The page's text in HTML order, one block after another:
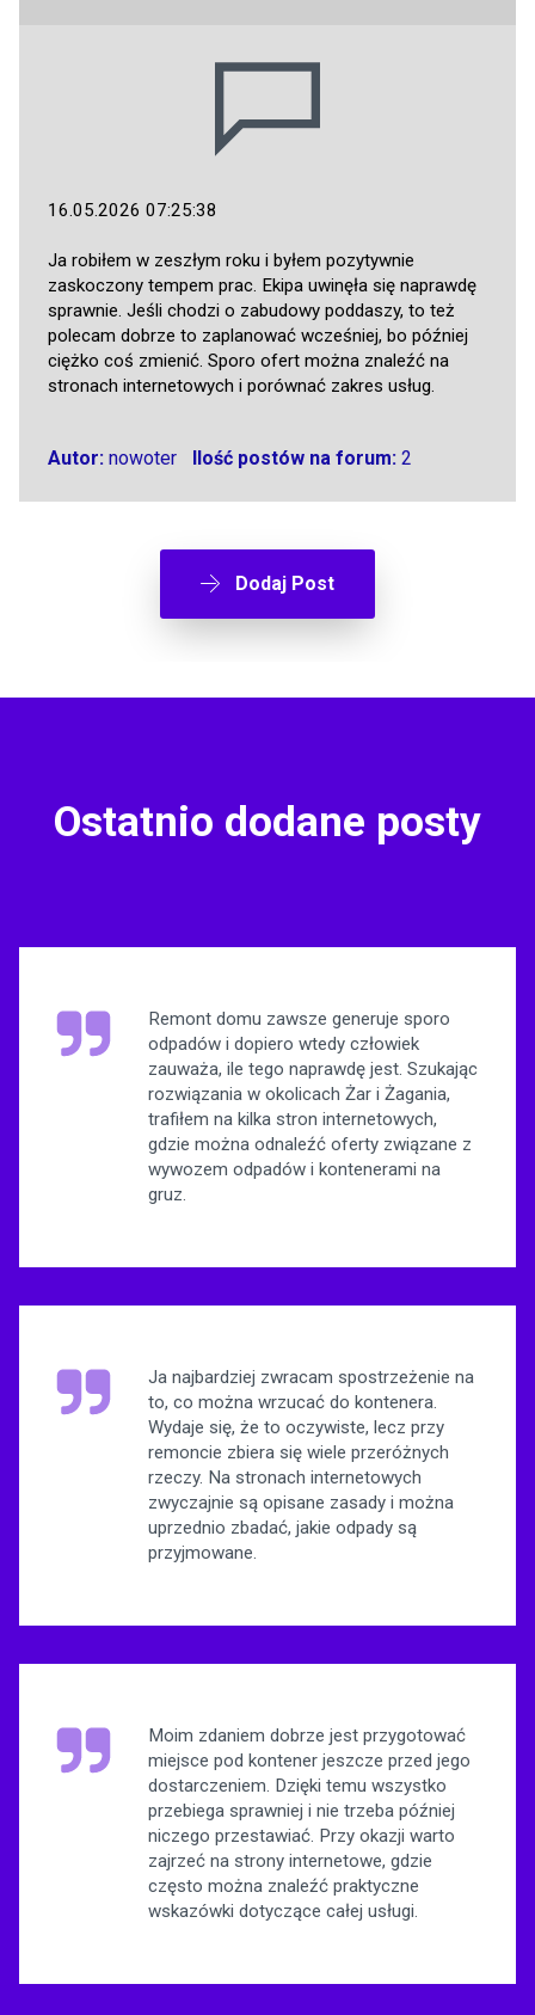
16.05.2026 07:25:38
Ja robiłem w zeszłym roku i byłem pozytywnie
zaskoczony tempem prac. Ekipa uwinęła się naprawdę
sprawnie. Jeśli chodzi o zabudowy poddaszy, to też
polecam dobrze to zaplanować wcześniej, bo później
ciężko coś zmienić. Sporo ofert można znaleźć na
stronach internetowych i porównać zakres usług.
Autor: nowoter Ilość postów na forum:2
Dodaj Post
Ostatnio dodane posty
Remont domu zawsze generuje sporo
odpadów i dopiero wtedy człowiek
zauważa, ile tego naprawdę jest. Szukając
rozwiązania w okolicach Żar i Żagania,
trafiłem na kilka stron internetowych,
gdzie można odnaleźć oferty związane z
wywozem odpadów i kontenerami na
gruz.
Ja najbardziej zwracam spostrzeżenie na
to, co można wrzucać do kontenera.
Wydaje się, że to oczywiste, lecz przy
remoncie zbiera się wiele przeróżnych
rzeczy. Na stronach internetowych
zwyczajnie są opisane zasady i można
uprzednio zbadać, jakie odpady są
przyjmowane.
Moim zdaniem dobrze jest przygotować
miejsce pod kontener jeszcze przed jego
dostarczeniem. Dzięki temu wszystko
przebiega sprawniej i nie trzeba później
niczego przestawiać. Przy okazji warto
zajrzeć na strony internetowe, gdzie
często można znaleźć praktyczne
wskazówki dotyczące całej usługi.